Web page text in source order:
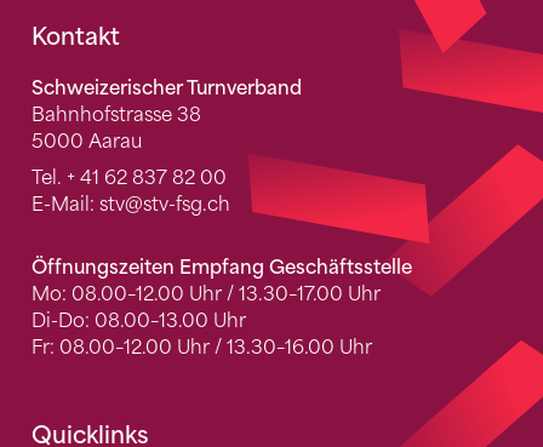
Fusszeile
Kontakt
Schweizerischer Turnverband
Bahnhofstrasse 38
5000 Aarau
Tel. + 41 62 837 82 00
E-Mail: stv@stv-fsg.ch
Öffnungszeiten Empfang Geschäftsstelle
Mo: 08.00–12.00 Uhr / 13.30–17.00 Uhr
Di-Do: 08.00–13.00 Uhr
Fr: 08.00–12.00 Uhr / 13.30–16.00 Uhr
Quicklinks